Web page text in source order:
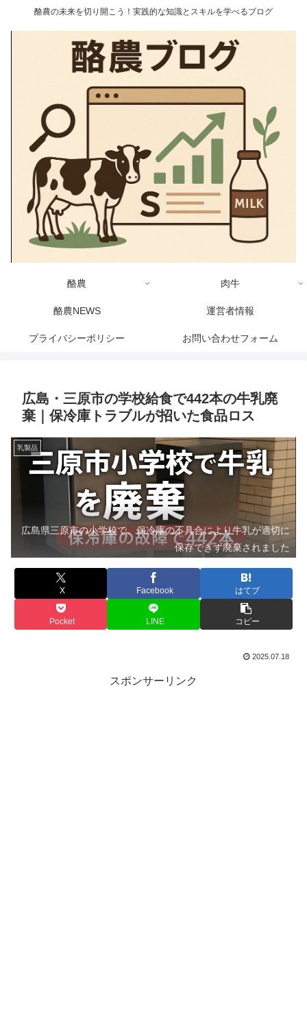
酪農の未来を切り開こう！実践的な知識とスキルを学べるブログ
酪農 肉牛
酪農NEWS 運営者情報
プライバシーポリシー お問い合わせフォーム
広島・三原市の学校給食で442本の牛乳廃
棄｜保冷庫トラブルが招いた食品ロス
乳製品
広島県三原市の小学校で、保冷庫の不具合により牛乳が適切に
保存できず廃棄されました
X Facebook はてブ
Pocket LINE コピー
2025.07.18
スポンサーリンク